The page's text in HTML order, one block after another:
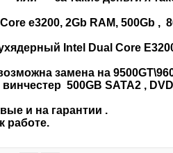
e3200, 2Gb RAM, 500Gb ,
Intel Dual Core
замена на
500GB SATA2 ,
и на гарантии .
работе.